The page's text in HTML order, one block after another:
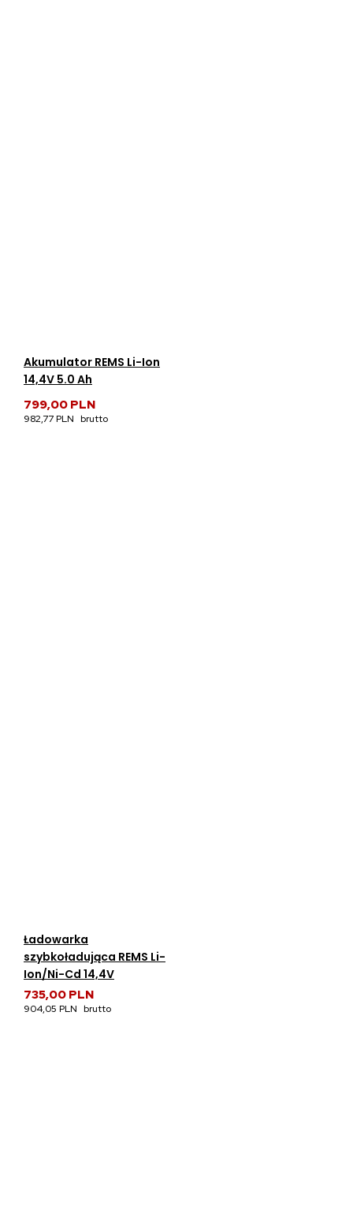
Akumulator REMS Li-Ion
14,4V 5.0 Ah
799,00 PLN
982,77 PLN
Ładowarka
szybkoładująca REMS Li-
Ion/Ni-Cd 14,4V
735,00 PLN
904,05 PLN